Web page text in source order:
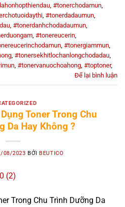
, #tonerchodamun,
, #tonerdadaumun,
, #tonerdanhchodadaumun,
, #tonereucerin,
, #tonergiammun,
, #tonersekhitlochanlongchodadau,
, #tonervanuochoahong, #toptoner,
Để lại bình luận
Toner Trong Chu
Da Hay Không ?
08/2023 BỞI BEUTICO
Trong Chu Trình Dưỡng Da